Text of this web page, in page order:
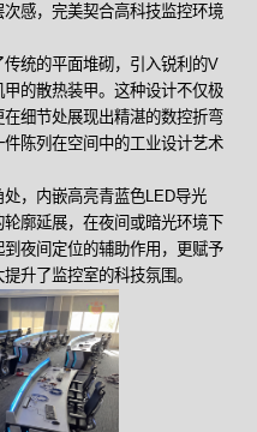
感，完美契合高科技监控环境
统的平面堆砌，引入锐利的V
的散热装甲。这种设计不仅极
细节处展现出精湛的数控折弯
陈列在空间中的工业设计艺术
，内嵌高亮青蓝色LED导光
廓延展，在夜间或暗光环境下
夜间定位的辅助作用，更赋予
升了监控室的科技氛围。